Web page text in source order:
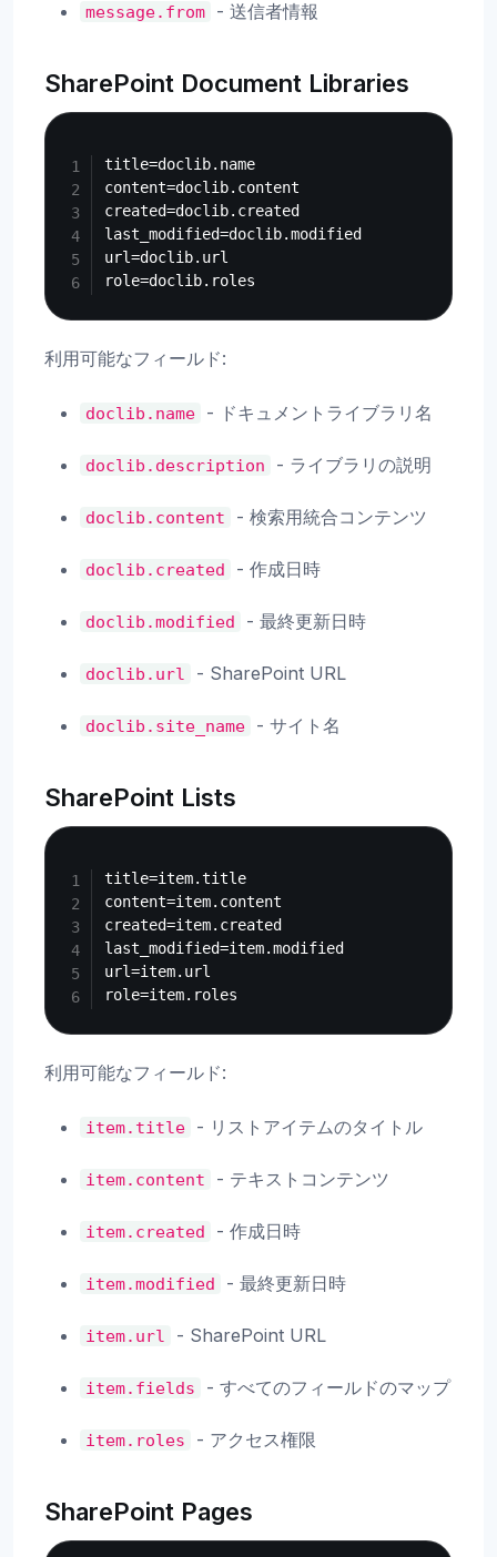
message.from - 送信者情報
SharePoint Document Libraries
title=doclib.name
content=doclib.content
created=doclib.created
last_modified=doclib.modified
url=doclib.url
利用可能なフィールド:
doclib.name - ドキュメントライブラリ名
doclib.description - ライブラリの説明
doclib.content - 検索用統合コンテンツ
doclib.created - 作成日時
doclib.modified - 最終更新日時
doclib.url - SharePoint URL
doclib.site_name - サイト名
SharePoint Lists
title=item.title
content=item.content
created=item.created
last_modified=item.modified
url=item.url
利用可能なフィールド:
item.title - リストアイテムのタイトル
item.content - テキストコンテンツ
item.created - 作成日時
item.modified - 最終更新日時
item.url - SharePoint URL
item.fields - すべてのフィールドのマップ
item.roles - アクセス権限
SharePoint Pages